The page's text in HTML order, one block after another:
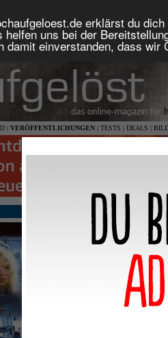
erklärst du
helfen uns bei der
damit einverstanden, dass
| VERÖFFENTLICHUNGEN | TESTS | DEALS |